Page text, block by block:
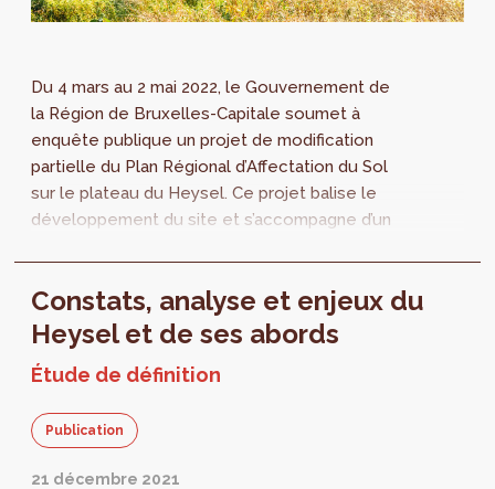
Du 4 mars au 2 mai 2022, le Gouvernement de
la Région de Bruxelles-Capitale soumet à
enquête publique un projet de modification
partielle du Plan Régional d’Affectation du Sol
sur le plateau du Heysel. Ce projet balise le
développement du site et s’accompagne d’un
Constats, analyse et enjeux du
Heysel et de ses abords
Étude de définition
Publication
21 décembre 2021